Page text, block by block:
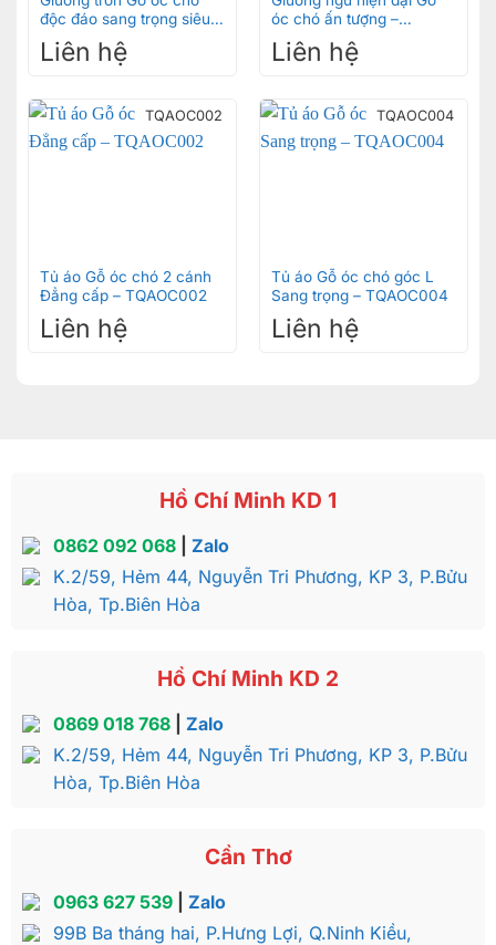
độc đáo sang trọng siêu
bền – GNOC008
Liên hệ
óc chó ấn tượng –
GNOC004
Liên hệ
TQAOC002
Tủ áo Gỗ óc chó 2 cánh
Đẳng cấp – TQAOC002
Liên hệ
TQAOC004
Tủ áo Gỗ óc chó góc L
Sang trọng – TQAOC004
Liên hệ
Hồ Chí Minh KD 1
0862 092 068| Zalo
K.2/59, Hẻm 44, Nguyễn Tri Phương, KP 3, P.Bửu
Hòa, Tp.Biên Hòa
Hồ Chí Minh KD 2
0869 018 768| Zalo
K.2/59, Hẻm 44, Nguyễn Tri Phương, KP 3, P.Bửu
Hòa, Tp.Biên Hòa
Cần Thơ
0963 627 539| Zalo
99B Ba tháng hai, P.Hưng Lợi, Q.Ninh Kiều,